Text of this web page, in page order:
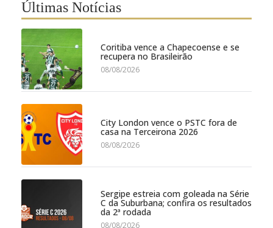
Últimas Notícias
Coritiba vence a Chapecoense e se
recupera no Brasileirão
08/08/2026
City London vence o PSTC fora de
casa na Terceirona 2026
08/08/2026
Sergipe estreia com goleada na Série
C da Suburbana; confira os resultados
da 2ª rodada
08/08/2026